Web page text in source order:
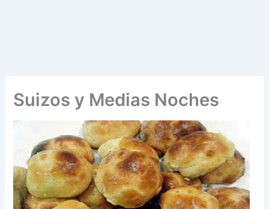
Suizos y Medias Noches